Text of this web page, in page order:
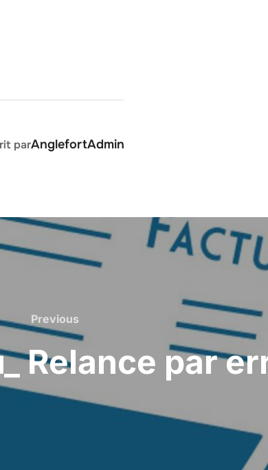
DE LA PUBLICATION
parAnglefortAdmin
Previous
Relance par